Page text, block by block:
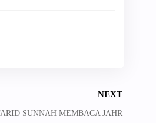
NEXT
SUNNAH MEMBACA JAHR